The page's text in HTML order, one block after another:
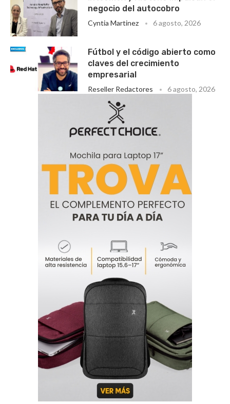
negocio del autocobro
Cyntia Martinez 6 agosto, 2026
Fútbol y el código abierto como
claves del crecimiento
empresarial
Reseller Redactores 6 agosto, 2026